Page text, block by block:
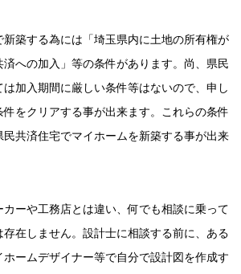
築する為には「埼玉県内に土地の所有権が
への加入」等の条件があります。尚、県民
加入期間に厳しい条件等はないので、申し
をクリアする事が出来ます。これらの条件
共済住宅でマイホームを新築する事が出来
カーや工務店とは違い、何でも相談に乗って
存在しません。設計士に相談する前に、ある
ームデザイナー等で自分で設計図を作成す